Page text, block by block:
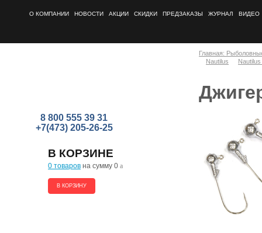
О КОМПАНИИ НОВОСТИ АКЦИИ СКИДКИ ПРЕДЗАКАЗЫ ЖУРНАЛ ВИДЕО
8 800 555 39 31
+7(473) 205-26-25
В КОРЗИНЕ
0 товаров на сумму 0 a
В КОРЗИНУ
Главная:
Nautilus